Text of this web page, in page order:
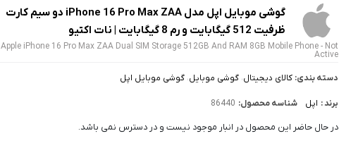
گوشی موبایل اپل مدل iPhone 16 Pro Max ZAA دو سیم کارت
ظرفیت 512 گیگابایت و رم 8 گیگابایت | نات اکتیو
Apple iPhone 16 Pro Max ZAA Dual SIM Storage 512GB And RAM 8GB Mobile Phone - Not
Active
دسته بندی: کالای دیجیتال،گوشی موبایل،گوشی موبایل اپل
برند : اپل شناسه محصول: 86440
در حال حاضر این محصول در انبار موجود نیست و در دسترس نمی باشد.